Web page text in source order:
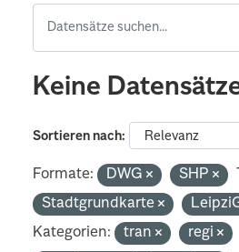
Keine
Sortieren nach
Formate: DWG SHP
Stadtgrundkarte
Kategorien:
tran regi